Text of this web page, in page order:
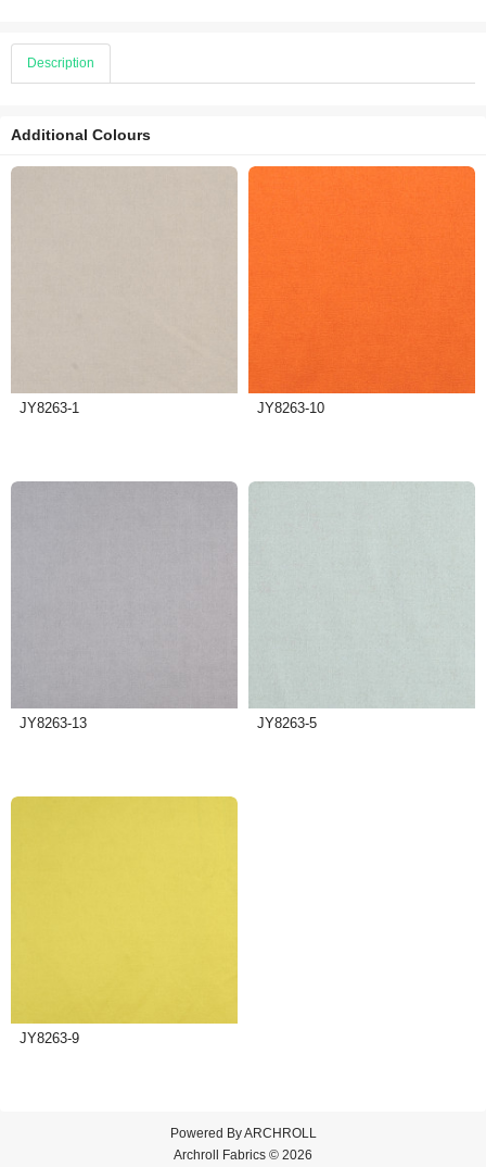
Description
Additional Colours
JY8263-1 JY8263-10
JY8263-13 JY8263-5
JY8263-9
Powered ByARCHROLL
Archroll Fabrics © 2026